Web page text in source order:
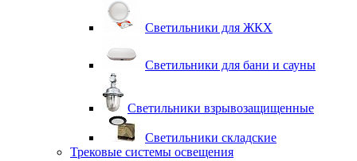
Светильники для ЖКХ
Светильники для бани и сауны
Светильники взрывозащищенные
Светильники складские
Трековые системы освещения